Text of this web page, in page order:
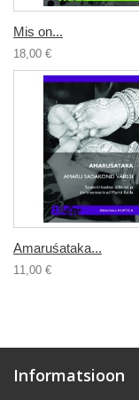
Mis on...
18,00 €
Amaruśataka...
11,00 €
Informatsioon